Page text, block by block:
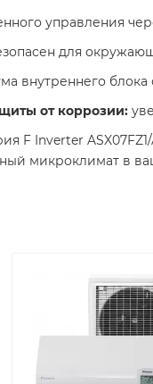
управления
для
внутреннего
от коррозии:
F Inverter
микроклимат в